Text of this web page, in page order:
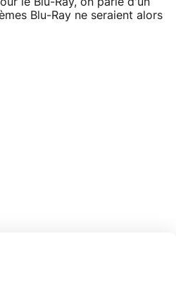
le Blu-Ray, on parle d'un
Blu-Ray ne seraient alors